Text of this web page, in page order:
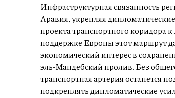
Инфраструктурная связанность
Аравия, укрепляя
проекта транспортного коридора
поддержке Европы этот маршрут
экономический интерес в
эль-Мандебский пролив. Без
транспортная артерия останется
подкреплять дипломатические